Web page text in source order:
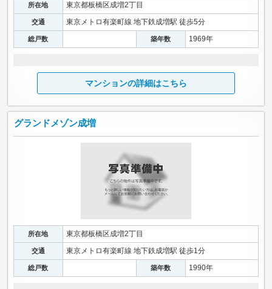
所在地 東京都板橋区成増2丁目
交通 東京メトロ有楽町線 地下鉄成増駅 徒歩5分
総戸数 築年数 1969年
マンションの詳細はこちら
グランドメゾン成増
所在地 東京都板橋区成増2丁目
交通 東京メトロ有楽町線 地下鉄成増駅 徒歩1分
総戸数 築年数 1990年